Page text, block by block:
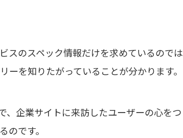
スのスペック情報だけを求めているのでは
を知りたがっていることが分かります。
、企業サイトに来訪したユーザーの心をつ
のです。